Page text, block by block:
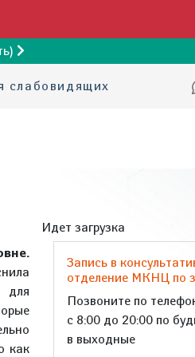
слабовидящих
для
как
Идет загрузка
Запись в
отделение МКНЦ по
Позвоните по
с 8:00 до 20:00 по
в выходные